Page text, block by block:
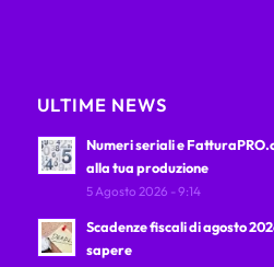
ULTIME NEWS
Numeri seriali e
alla tua produzione
5 Agosto 2026 - 9:14
Scadenze fiscali di agosto
sapere